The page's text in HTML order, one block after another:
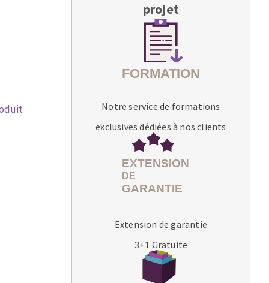
MACHINES POUR LE TRAVAIL DU
MÉTAL
projet
Notre service de formations
exclusives dédiées à nos clients
Extension de garantie
3+1 Gratuite